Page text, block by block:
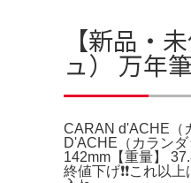
【新品・
ュ） 万年
CARAN d'ACHE（
D'ACHE（カラン
142mm【重量】
終値下げ❗️❗️これ